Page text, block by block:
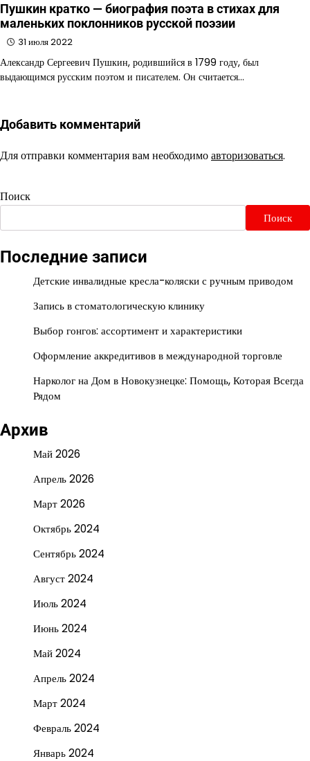
Пушкин кратко — биография поэта в стихах для
маленьких поклонников русской поэзии
31 июля 2022
Александр Сергеевич Пушкин, родившийся в 1799 году, был
выдающимся русским поэтом и писателем. Он считается…
Добавить комментарий
Для отправки комментария вам необходимоавторизоваться.
Поиск
Поиск
Последние записи
Детские инвалидные кресла-коляски с ручным приводом
Запись в стоматологическую клинику
Выбор гонгов: ассортимент и характеристики
Оформление аккредитивов в международной торговле
Нарколог на Дом в Новокузнецке: Помощь, Которая Всегда
Рядом
Архив
Май 2026
Апрель 2026
Март 2026
Октябрь 2024
Сентябрь 2024
Август 2024
Июль 2024
Июнь 2024
Май 2024
Апрель 2024
Март 2024
Февраль 2024
Январь 2024